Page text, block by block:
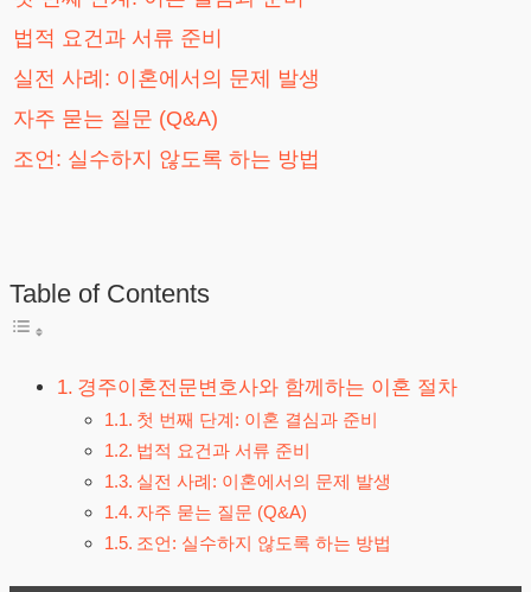
법적 요건과 서류 준비
실전 사례: 이혼에서의 문제 발생
자주 묻는 질문 (Q&A)
조언: 실수하지 않도록 하는 방법
Table of Contents
경주이혼전문변호사와 함께하는 이혼 절차
첫 번째 단계: 이혼 결심과 준비
법적 요건과 서류 준비
실전 사례: 이혼에서의 문제 발생
자주 묻는 질문 (Q&A)
조언: 실수하지 않도록 하는 방법